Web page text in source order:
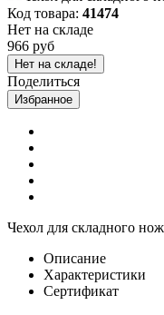
Код товара: 41474
Нет на складе
966 руб
Нет на складе!
Поделиться
Избранное
Чехол для складного
Описание
Характеристики
Сертификат